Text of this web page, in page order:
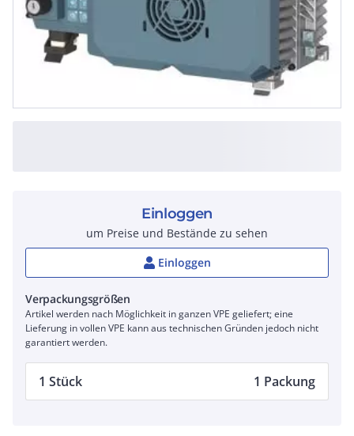
Einloggen
um Preise und Bestände zu sehen
Einloggen
Verpackungsgrößen
Artikel werden nach Möglichkeit in ganzen VPE geliefert; eine
Lieferung in vollen VPE kann aus technischen Gründen jedoch nicht
garantiert werden.
1 Stück 1 Packung